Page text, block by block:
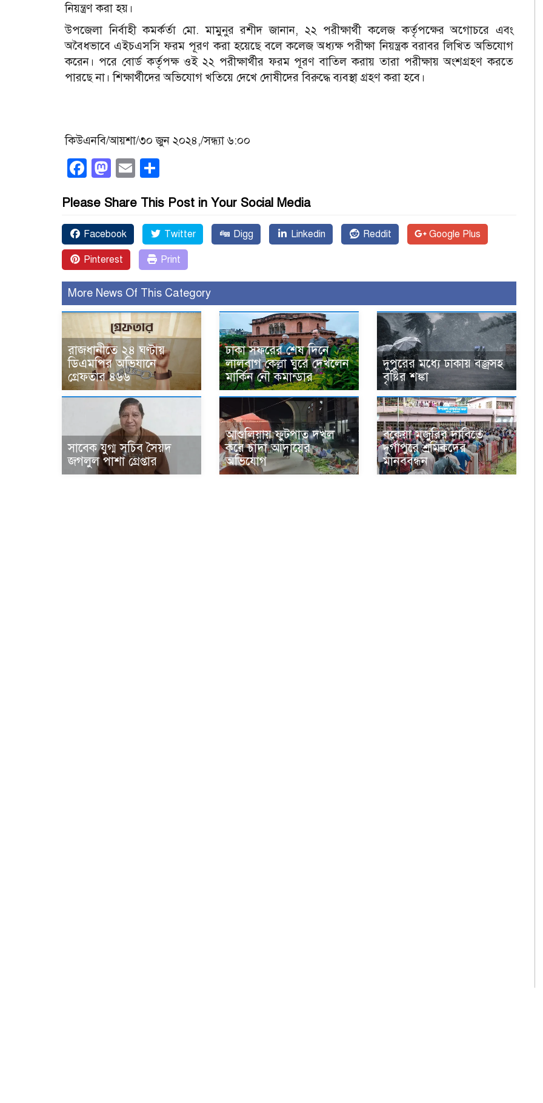
নিয়ন্ত্রণ করা হয়।
উপজেলা নির্বাহী কমর্কর্তা মো. মামুনুর রশীদ জানান, ২২ পরীক্ষার্থী ক‌লেজ কর্তৃপ‌ক্ষের অগোচরে এবং
অবৈধভাবে এইচএস‌সি ফরম পূরণ ক‌রা হ‌য়েছে ব‌লে ক‌লেজ অধ‌্যক্ষ পরীক্ষা নিয়ন্ত্রক বরাবর লি‌খিত অভি‌যোগ
ক‌রেন। প‌রে বোর্ড কর্তৃপক্ষ ওই ২২ পরীক্ষার্থীর ফরম পূরণ বা‌তিল করায় তারা পরীক্ষায় অংশগ্রহণ কর‌তে
পার‌ছে না। শিক্ষার্থী‌দের অভিযোগ খ‌তি‌য়ে দে‌খে দোষী‌দের বিরু‌দ্ধে ব‌্যবস্থা গ্রহণ করা হ‌বে।
কিউএনবি/আয়শা/৩০ জুন ২০২৪,/সন্ধ্যা ৬:০০
Facebook
Mastodon
Email
Please Share This Post in Your Social Media
Facebook Twitter Digg Linkedin Reddit Google Plus
Pinterest Print
More News Of This Category
রাজধানীতে ২৪ ঘণ্টায়
ডিএমপির অভিযানে
গ্রেফতার ৪৬৬
ঢাকা সফরের শেষ দিনে
লালবাগ কেল্লা ঘুরে দেখলেন
মার্কিন নৌ কমান্ডার
দুপুরের মধ্যে ঢাকায় বজ্রসহ
বৃষ্টির শঙ্কা
সাবেক যুগ্ম সচিব সৈয়দ
জগলুল পাশা গ্রেপ্তার
আশুলিয়ায় ফুটপাত দখল
করে চাঁদা আদায়ের
অভিযোগ
বকেয়া মজুরির দাবিতে
দুর্গাপুরে শ্রমিকদের
মানববন্ধন